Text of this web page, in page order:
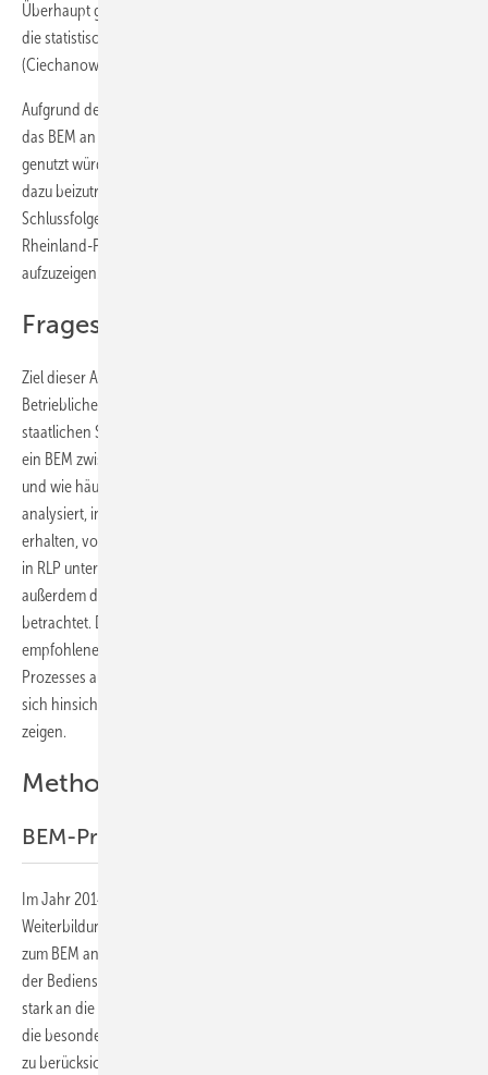
Überhaupt gibt es noch deutliches Optimierungspotenzial, was z. B.
die statistische Erfassung erfolgreicher BEM-Abschlüsse angeht
(Ciechanowicz et al. 2016).
Aufgrund der vorgenannten Aspekte wäre es wünschenswert, wenn
das BEM an Schulen häufiger von langzeiterkrankten Lehrkräften
genutzt würde. Ziel dieses Beitrags ist es, mittels empirischer Daten
dazu beizutragen, Erfahrungen und darauf basierende
Schlussfolgerungen aus der Umsetzung des BEM an Schulen in
Rheinland-Pfalz darzustellen und mögliche künftige Entwicklungen
aufzuzeigen.
Fragestellung/Zielstellung
Ziel dieser Arbeit ist zum einen eine deskriptive Beschreibung des
Betrieblichen Eingliederungsmanagements bei Bediensteten im
staatlichen Schuldienst in Rheinland-Pfalz. Es wird berichtet, wie oft
ein BEM zwischen Mai 2014 und Dezember 2017 angeboten wurde
und wie häufig dieses angenommen wurde. Zum anderen wird
analysiert, inwieweit sich diejenigen Personen, die ein BEM-Angebot
erhalten, von der Grundgesamtheit der Bediensteten im Schuldienst
in RLP unterscheiden. Neben der AU-Dauer bis zum BEM werden
außerdem die Gründe für die längerfristige Arbeitsunfähigkeit
betrachtet. Darüber hinaus werden die Prozessbeteiligten, die
empfohlenen Maßnahmen und die Dienstfähigkeit am Ende des BEM-
Prozesses ausgewertet. Mittels explorativer Analyse wird überprüft, ob
sich hinsichtlich der Erkrankungsart Unterschiede in der AU-Dauer
zeigen.
Methoden
BEM-Prozess
Im Jahr 2014 hat das Ministerium für Bildung, Wissenschaft,
Weiterbildung und Kultur Rheinland-Pfalz eine Dienstvereinbarung
zum BEM an staatlichen Schulen in RLP mit der Personalvertretung
der Bediensteten geschlossen. Diese Dienstvereinbarung lehnt sich
stark an die Grundsätze aus dem SGB IX an, versucht dabei jedoch,
die besonderen Bedürfnisse des rheinland-pfälzischen Schuldienstes
zu berücksichtigen. Mit dieser Dienstvereinbarung haben Bedienstete